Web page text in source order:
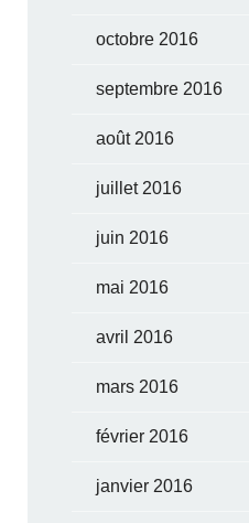
octobre 2016
septembre 2016
août 2016
juillet 2016
juin 2016
mai 2016
avril 2016
mars 2016
février 2016
janvier 2016